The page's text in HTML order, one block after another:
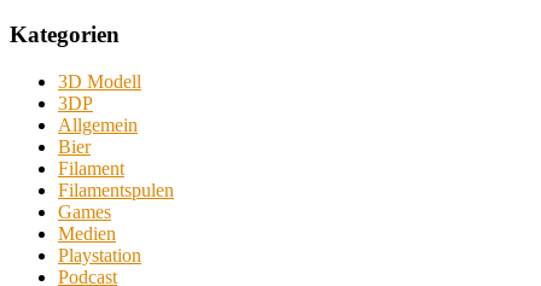
Kategorien
3D Modell
3DP
Allgemein
Bier
Filament
Filamentspulen
Games
Medien
Playstation
Podcast